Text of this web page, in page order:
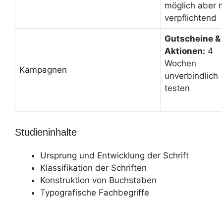
möglich aber
verpflichtend
Kampagnen
Gutscheine &
Aktionen: 4
Wochen
unverbindlich
testen
Studieninhalte
Ursprung und Entwicklung der Schrift
Klassifikation der Schriften
Konstruktion von Buchstaben
Typografische Fachbegriffe